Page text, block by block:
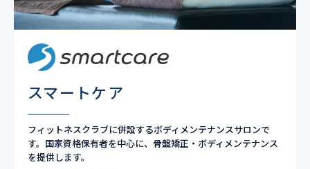
スマートケア
フィットネスクラブに併設するボディメンテナンスサロンで
す。国家資格保有者を中心に、骨盤矯正・ボディメンテナンス
を提供します。